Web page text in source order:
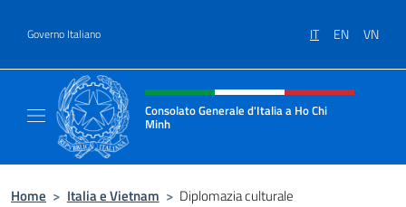
Governo Italiano IT EN VN
Intestazione sito, social e menù
Consolato Generale d'Italia a Ho Chi
Minh
Home > Italia e Vietnam > Diplomazia culturale